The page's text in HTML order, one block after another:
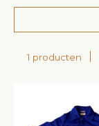
1 producten